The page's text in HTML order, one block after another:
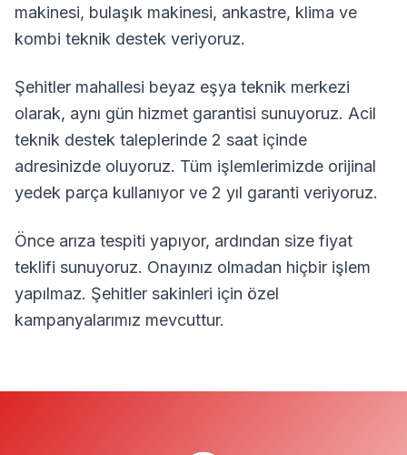
makinesi, bulaşık makinesi, ankastre, klima ve
kombi teknik destek veriyoruz.
Şehitler mahallesi beyaz eşya teknik merkezi
olarak, aynı gün hizmet garantisi sunuyoruz. Acil
teknik destek taleplerinde 2 saat içinde
adresinizde oluyoruz. Tüm işlemlerimizde orijinal
yedek parça kullanıyor ve 2 yıl garanti veriyoruz.
Önce arıza tespiti yapıyor, ardından size fiyat
teklifi sunuyoruz. Onayınız olmadan hiçbir işlem
yapılmaz. Şehitler sakinleri için özel
kampanyalarımız mevcuttur.